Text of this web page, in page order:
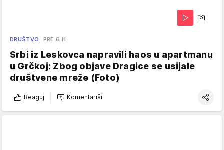
DRUŠTVO PRE 6 H
Srbi iz Leskovca napravili haos u apartmanu
u Grčkoj: Zbog objave Dragice se usijale
društvene mreže (Foto)
Reaguj Komentariši